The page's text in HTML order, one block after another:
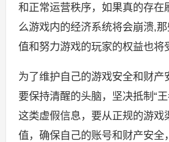
和正常运营秩序，如果真的存在
么游戏内的经济系统将会崩溃,
值和努力游戏的玩家的权益也将
为了维护自己的游戏安全和财产
要保持清醒的头脑，坚决抵制“
这类虚假信息，要从正规的游戏
值，确保自己的账号和财产安全